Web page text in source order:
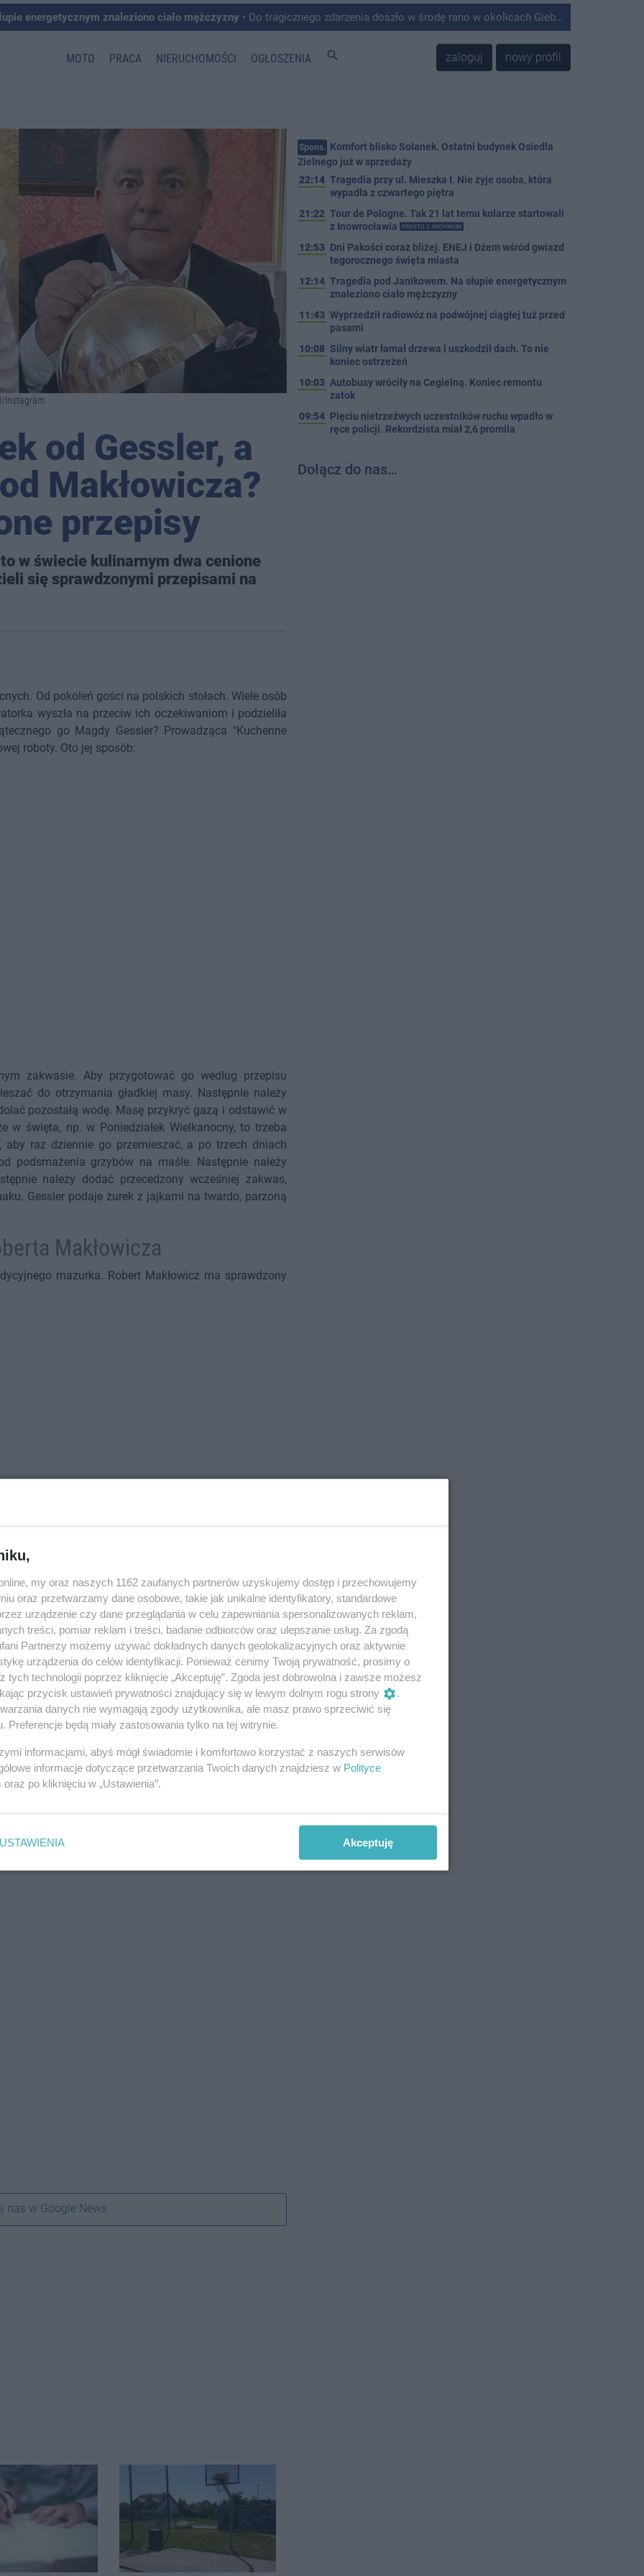
energetycznym znaleziono ciało mężczyzny • Do tragicznego zdarzenia doszło w środę rano w okolicach Giebni koło Janikowa. Wówczas na słupie energetycznym odnaleziono ciało mężczyzny.
MOTO PRACA NIERUCHOMOŚCI OGŁOSZENIA search zaloguj nowy profil
Instagram
od Gessler, a
Makłowicza?
przepisy
w świecie kulinarnym dwa cenione
się sprawdzonymi przepisami na
Od pokoleń gości na polskich stołach. Wiele osób
wyszła na przeciw ich oczekiwaniom i podzieliła
go Magdy Gessler? Prowadząca "Kuchenne
roboty. Oto jej sposób:
zakwasie. Aby przygotować go według przepisu
do otrzymania gładkiej masy. Następnie należy
pozostałą wodę. Masę przykryć gazą i odstawić w
w święta, np. w Poniedziałek Wielkanocny, to trzeba
raz dziennie go przemieszać, a po trzech dniach
podsmażenia grzybów na maśle. Następnie należy
należy dodać przecedzony wcześniej zakwas,
Gessler podaje żurek z jajkami na twardo, parzoną
Makłowicza
mazurka. Robert Makłowicz ma sprawdzony
kulkę. Ciasto zawinąć w folię i wstawić do
wyjąć z lodówki, rozwałkować na dość cienki
do robienia tart. Następnie - aby w czasie pieczenia
widelcem. Ciasto kruche należy piec w piekarniku
15 min.
wyjęte z laski wanilii i mleko. Całość zagotować na
Następnie dołożyć masło i dobrze wymieszać.
Po lekkim wystudzeniu do masy należy dodać jajka i
masę trzeba wylać na upieczone wcześniej ciasto.
nas w Google News
Spons. Komfort blisko Solanek. Ostatni budynek Osiedla
Zielnego już w sprzedaży
22:14 Tragedia przy ul. Mieszka I. Nie żyje osoba, która
wypadła z czwartego piętra
21:22 Tour de Pologne. Tak 21 lat temu kolarze startowali
z Inowrocławia
PROSTO Z ARCHIWUM
12:53 Dni Pakości coraz bliżej. ENEJ i Dżem wśród gwiazd
tegorocznego święta miasta
12:14 Tragedia pod Janikowem. Na słupie energetycznym
znaleziono ciało mężczyzny
11:43 Wyprzedził radiowóz na podwójnej ciągłej tuż przed
pasami
10:08 Silny wiatr łamał drzewa i uszkodził dach. To nie
koniec ostrzeżeń
10:03 Autobusy wróciły na Cegielną. Koniec remontu
zatok
09:54 Pięciu nietrzeźwych uczestników ruchu wpadło w
ręce policji. Rekordzista miał 2,6 promila
Dołącz do nas…
my oraz naszych 1162 zaufanych partnerów uzyskujemy dostęp i przechowujemy
oraz przetwarzamy dane osobowe, takie jak unikalne identyfikatory, standardowe
urządzenie czy dane przeglądania w celu zapewniania spersonalizowanych reklam,
treści, pomiar reklam i treści, badanie odbiorców oraz ulepszanie usług. Za zgodą
Partnerzy możemy używać dokładnych danych geolokalizacyjnych oraz aktywnie
urządzenia do celów identyfikacji. Ponieważ cenimy Twoją prywatność, prosimy o
tych technologii poprzez kliknięcie „Akceptuję”. Zgoda jest dobrowolna i zawsze możesz
przycisk ustawień prywatności znajdujący się w lewym dolnym rogu strony
.
danych nie wymagają zgody użytkownika, ale masz prawo sprzeciwić się
Preferencje będą miały zastosowania tylko na tej witrynie.
informacjami, abyś mógł świadomie i komfortowo korzystać z naszych serwisów
informacje dotyczące przetwarzania Twoich danych znajdziesz w Polityce
oraz po kliknięciu w „Ustawienia”.
USTAWIENIA Akceptuję